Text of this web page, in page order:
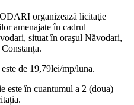
organizează licitaţie
amenajate în cadrul
situat în oraşul Năvodari,
de 19,79lei/mp/luna.
este în cuantumul a 2 (doua)